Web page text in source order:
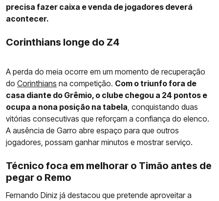
precisa fazer caixa e venda de jogadores deverá
acontecer.
Corinthians longe do Z4
A perda do meia ocorre em um momento de recuperação
do Corinthians na competição. Com o triunfo fora de
casa diante do Grêmio, o clube chegou a 24 pontos e
ocupa a nona posição na tabela , conquistando duas
vitórias consecutivas que reforçam a confiança do elenco.
A ausência de Garro abre espaço para que outros
jogadores, possam ganhar minutos e mostrar serviço.
Técnico foca em melhorar o Timão antes de
pegar o Remo
Fernando Diniz já destacou que pretende aproveitar a